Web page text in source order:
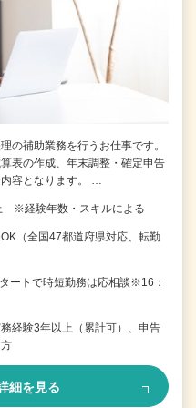
の補助業務を行うお仕事です。
表の作成、年末調整・確定申告
容となります。 …
※経験年数・スキルによる
（全国47都道府県対応、転勤
ートで時短勤務は応相談※16：
経験3年以上（累計可）、申告
細を見る